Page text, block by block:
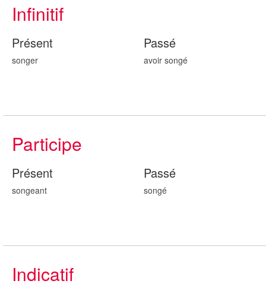
Infinitif
Présent
songer
Passé
avoir songé
Participe
Présent
songeant
Passé
songé
Indicatif